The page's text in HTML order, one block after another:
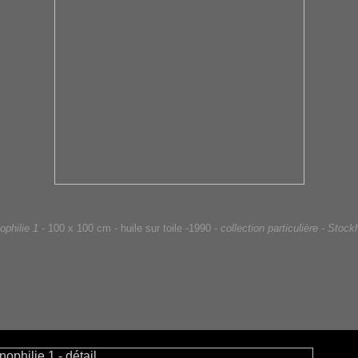
1 - 100 x 100 cm - huile sur toile -1990 - collection particulière -